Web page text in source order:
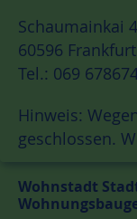
Schaumainkai
60596
Tel.: 069
Hinweis:
geschlossen.
Wohnstadt